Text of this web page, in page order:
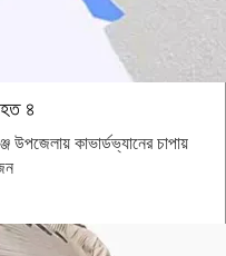
৪
উপজেলায় কাভার্ডভ্যানের চাপায়